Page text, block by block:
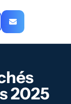
2025